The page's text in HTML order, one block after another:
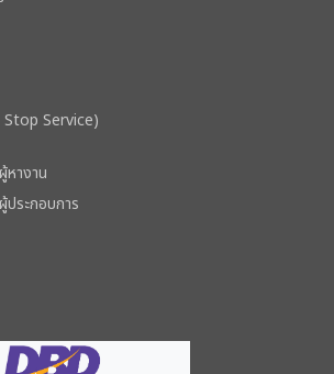
Stop Service)
หางาน
ประกอบการ